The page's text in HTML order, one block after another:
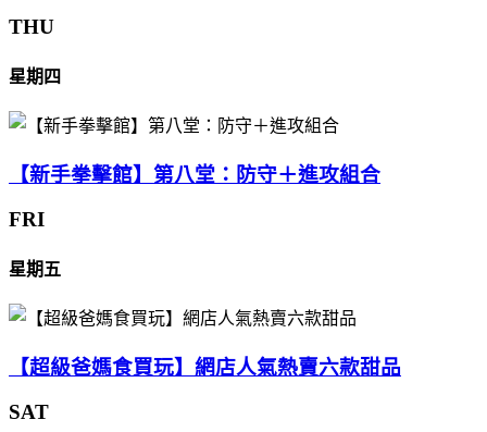
THU
星期四
【新手拳擊館】第八堂：防守＋進攻組合
FRI
星期五
【超級爸媽食買玩】網店人氣熱賣六款甜品
SAT